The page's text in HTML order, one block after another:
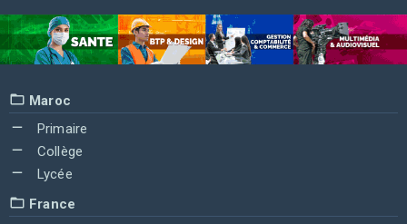
Maroc
Primaire
Collège
Lycée
France